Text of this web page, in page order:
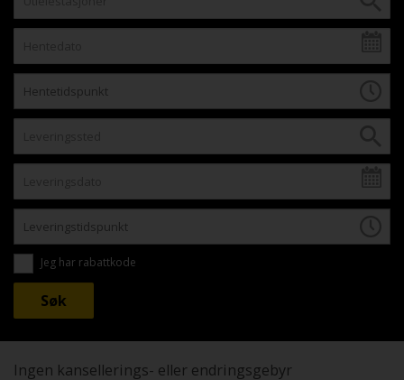
Jeg har rabattkode
Ingen kansellerings- eller endringsgebyr